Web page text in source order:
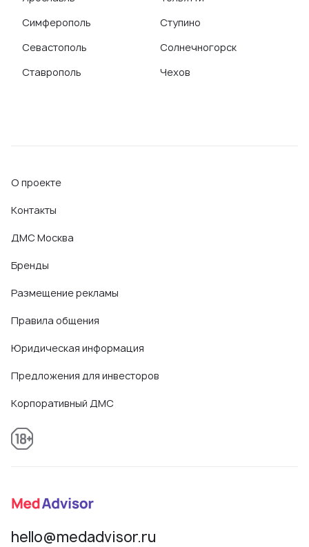
Симферополь
Севастополь
Ставрополь
Ступино
Солнечногорск
Чехов
О проекте
Контакты
ДМС Москва
Бренды
Размещение рекламы
Правила общения
Юридическая информация
Предложения для инвесторов
Корпоративный ДМС
hello@medadvisor.ru